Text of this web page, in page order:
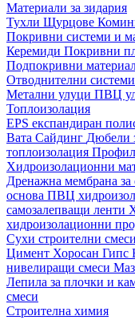
Материали за зидария
Тухли Щурцове
Покривни системи и
Керемиди Покривни
Подпокривни
Отводнителни
Метални улуци ПВЦ
Топлоизолация
EPS експандиран
Вата Сайдинг Дюбели
топлоизолация
Хидроизолационни
Дренажна мембрана за
основа ПВЦ
самозалепващи ленти
хидроизолационни
Сухи строителни смеси
Цимент Хоросан Гипс
нивелиращи смеси
Лепила за плочки и
смеси
Строителна химия